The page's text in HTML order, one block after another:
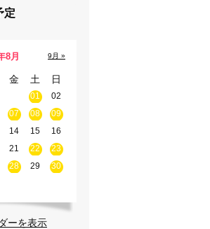
定
8月
金 土 日
01
02
07 08
09
14 15
16
21 22
23
28 29
30
9月 »
ーを表示